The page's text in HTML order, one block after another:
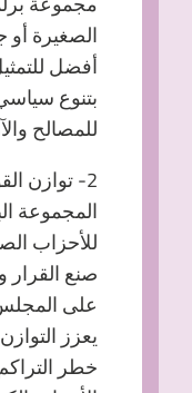
الصغيرة أو
أفضل
بتنوع
للمصالح
2- توازن
المجموعة
للأحزاب
صنع القرار
على
يعزز
خطر